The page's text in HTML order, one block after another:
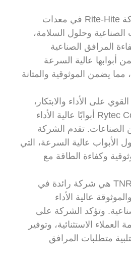
:تتخصص شركة Rite-Hite في معدات
الصناعية وحلول السلامة،
المرافق الصناعية
أبوابها عالية السرعة
مما يضمن الموثوقية والمتانة
على الأداء والابتكار،
تصنع شركة Rytec Corporation أبوابًا عالية الأداء
الصناعات. تقدم الشركة
عالية السرعة، التي
وكفاءة الطاقة مع
:TNR Doors هي شركة رائدة في
عالية الأداء
وتؤكد الشركة على
الاستثنائية، وتوفير
متطلبات المرافق